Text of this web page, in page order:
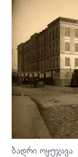
ბადრი ოყუჯავა